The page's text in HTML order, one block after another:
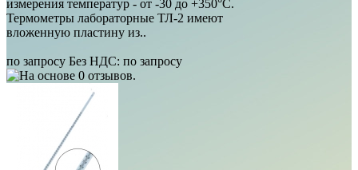
измерения температур - от -30 до +350°С.
Термометры лабораторные ТЛ-2 имеют
вложенную пластину из..
по запросу Без НДС: по запросу